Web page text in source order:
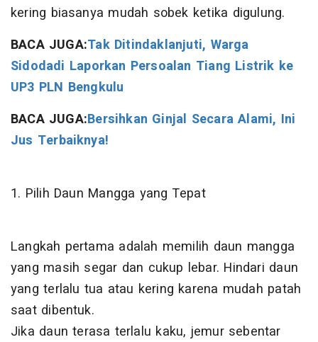
kering biasanya mudah sobek ketika digulung.
BACA JUGA:Tak Ditindaklanjuti, Warga
Sidodadi Laporkan Persoalan Tiang Listrik ke
UP3 PLN Bengkulu
BACA JUGA:Bersihkan Ginjal Secara Alami, Ini
Jus Terbaiknya!
1. Pilih Daun Mangga yang Tepat
Langkah pertama adalah memilih daun mangga
yang masih segar dan cukup lebar. Hindari daun
yang terlalu tua atau kering karena mudah patah
saat dibentuk.
Jika daun terasa terlalu kaku, jemur sebentar